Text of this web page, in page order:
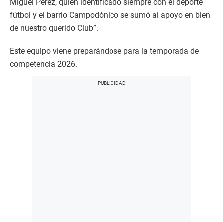
Miguel Pérez, quien identificado siempre con el deporte
fútbol y el barrio Campodónico se sumó al apoyo en bien
de nuestro querido Club”.
Este equipo viene preparándose para la temporada de
competencia 2026.